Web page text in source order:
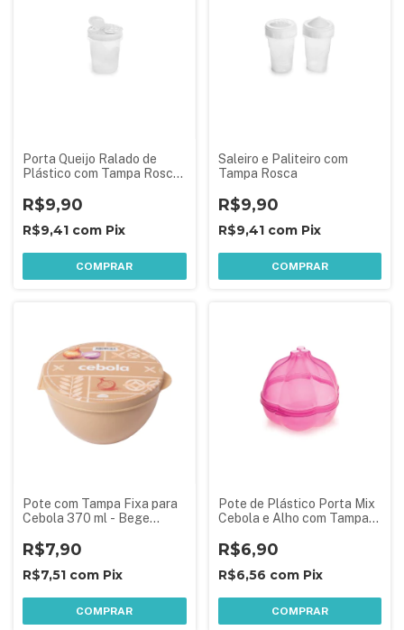
Porta Queijo Ralado de
Plástico com Tampa Rosca
R$9,90
R$9,41 com Pix
COMPRAR
Saleiro e Paliteiro com
Tampa Rosca
R$9,90
R$9,41 com Pix
COMPRAR
Pote com Tampa Fixa para
Cebola 370 ml - Bege
R$7,90
R$7,51 com Pix
COMPRAR
Pote de Plástico Porta Mix
Cebola e Alho com Tampa
R$6,90
R$6,56 com Pix
COMPRAR